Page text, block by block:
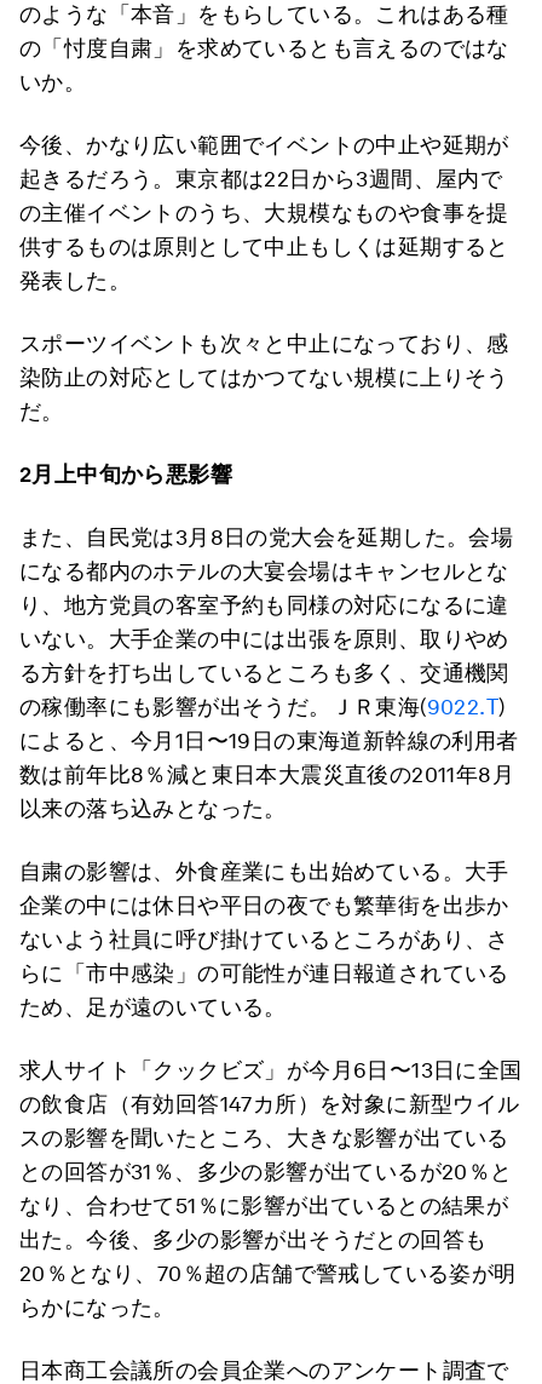
のような「本音」をもらしている。これはある種
の「忖度自粛」を求めているとも言えるのではな
いか。
今後、かなり広い範囲でイベントの中止や延期が
起きるだろう。東京都は22日から3週間、屋内で
の主催イベントのうち、大規模なものや食事を提
供するものは原則として中止もしくは延期すると
発表した。
スポーツイベントも次々と中止になっており、感
染防止の対応としてはかつてない規模に上りそう
だ。
2月上中旬から悪影響
また、自民党は3月8日の党大会を延期した。会場
になる都内のホテルの大宴会場はキャンセルとな
り、地方党員の客室予約も同様の対応になるに違
いない。大手企業の中には出張を原則、取りやめ
る方針を打ち出しているところも多く、交通機関
の稼働率にも影響が出そうだ。ＪＲ東海(9022.T)
によると、今月1日〜19日の東海道新幹線の利用者
数は前年比8％減と東日本大震災直後の2011年8月
以来の落ち込みとなった。
自粛の影響は、外食産業にも出始めている。大手
企業の中には休日や平日の夜でも繁華街を出歩か
ないよう社員に呼び掛けているところがあり、さ
らに「市中感染」の可能性が連日報道されている
ため、足が遠のいている。
求人サイト「クックビズ」が今月6日〜13日に全国
の飲食店（有効回答147カ所）を対象に新型ウイル
スの影響を聞いたところ、大きな影響が出ている
との回答が31％、多少の影響が出ているが20％と
なり、合わせて51％に影響が出ているとの結果が
出た。今後、多少の影響が出そうだとの回答も
20％となり、70％超の店舗で警戒している姿が明
らかになった。
日本商工会議所の会員企業へのアンケート調査で